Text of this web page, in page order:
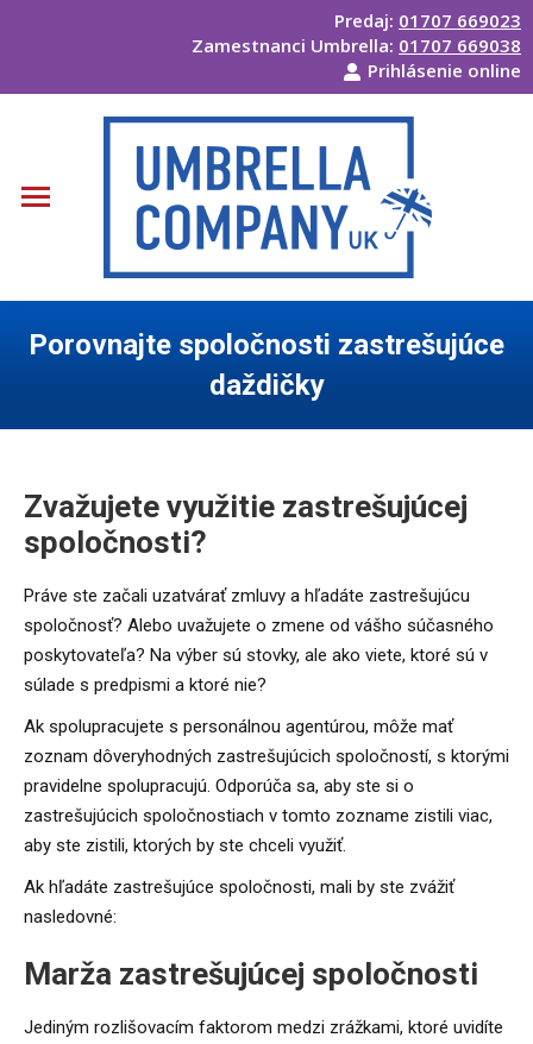
Predaj: 01707 669023
Zamestnanci Umbrella: 01707 669038
Prihlásenie online
Porovnajte spoločnosti zastrešujúce
daždičky
Zvažujete využitie zastrešujúcej
spoločnosti?
Práve ste začali uzatvárať zmluvy a hľadáte zastrešujúcu
spoločnosť? Alebo uvažujete o zmene od vášho súčasného
poskytovateľa? Na výber sú stovky, ale ako viete, ktoré sú v
súlade s predpismi a ktoré nie?
Ak spolupracujete s personálnou agentúrou, môže mať
zoznam dôveryhodných zastrešujúcich spoločností, s ktorými
pravidelne spolupracujú. Odporúča sa, aby ste si o
zastrešujúcich spoločnostiach v tomto zozname zistili viac,
aby ste zistili, ktorých by ste chceli využiť.
Ak hľadáte zastrešujúce spoločnosti, mali by ste zvážiť
nasledovné:
Marža zastrešujúcej spoločnosti
Jediným rozlišovacím faktorom medzi zrážkami, ktoré uvidíte